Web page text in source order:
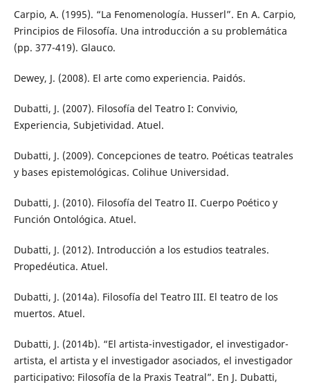
Carpio, A. (1995). “La Fenomenología. Husserl”. En A. Carpio,
Principios de Filosofía. Una introducción a su problemática
(pp. 377-419). Glauco.
Dewey, J. (2008). El arte como experiencia. Paidós.
Dubatti, J. (2007). Filosofía del Teatro I: Convivio,
Experiencia, Subjetividad. Atuel.
Dubatti, J. (2009). Concepciones de teatro. Poéticas teatrales
y bases epistemológicas. Colihue Universidad.
Dubatti, J. (2010). Filosofía del Teatro II. Cuerpo Poético y
Función Ontológica. Atuel.
Dubatti, J. (2012). Introducción a los estudios teatrales.
Propedéutica. Atuel.
Dubatti, J. (2014a). Filosofía del Teatro III. El teatro de los
muertos. Atuel.
Dubatti, J. (2014b). “El artista-investigador, el investigador-
artista, el artista y el investigador asociados, el investigador
participativo: Filosofía de la Praxis Teatral”. En J. Dubatti,